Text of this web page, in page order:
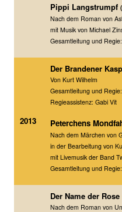
Pippi Langstrumpf
Nach dem Roman von
mit Musik von Michael
Gesamtleitung und
2013
Der Brandener
Von Kurt Wilhelm
Gesamtleitung und
Regieassistenz: Gabi Vit
Peterchens
Nach dem Märchen von
in der Bearbeitung von
mit Livemusik der Band
Gesamtleitung und
Der Name der Rose
Nach dem Roman von